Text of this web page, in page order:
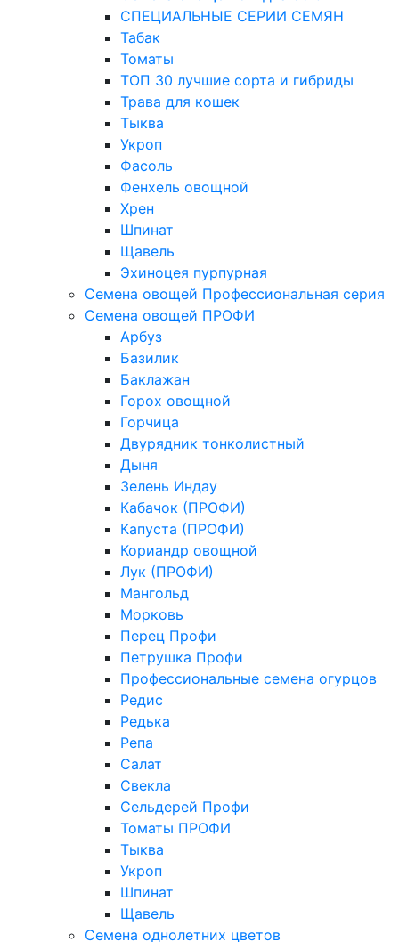
СПЕЦИАЛЬНЫЕ СЕРИИ СЕМЯН
Табак
Томаты
ТОП 30 лучшие сорта и гибриды
Трава для кошек
Тыква
Укроп
Фасоль
Фенхель овощной
Хрен
Шпинат
Щавель
Эхиноцея пурпурная
Семена овощей Профессиональная серия
Семена овощей ПРОФИ
Арбуз
Базилик
Баклажан
Горох овощной
Горчица
Двурядник тонколистный
Дыня
Зелень Индау
Кабачок (ПРОФИ)
Капуста (ПРОФИ)
Кориандр овощной
Лук (ПРОФИ)
Мангольд
Морковь
Перец Профи
Петрушка Профи
Профессиональные семена огурцов
Редис
Редька
Репа
Салат
Свекла
Сельдерей Профи
Томаты ПРОФИ
Тыква
Укроп
Шпинат
Щавель
Семена однолетних цветов